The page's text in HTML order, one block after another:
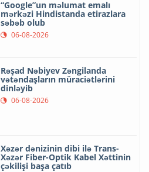
“Google”un məlumat emalı
mərkəzi Hindistanda etirazlara
səbəb olub
06-08-2026
Rəşad Nəbiyev Zəngilanda
vətəndaşların müraciətlərini
dinləyib
06-08-2026
Xəzər dənizinin dibi ilə Trans-
Xəzər Fiber-Optik Kabel Xəttinin
çəkilişi başa çatıb